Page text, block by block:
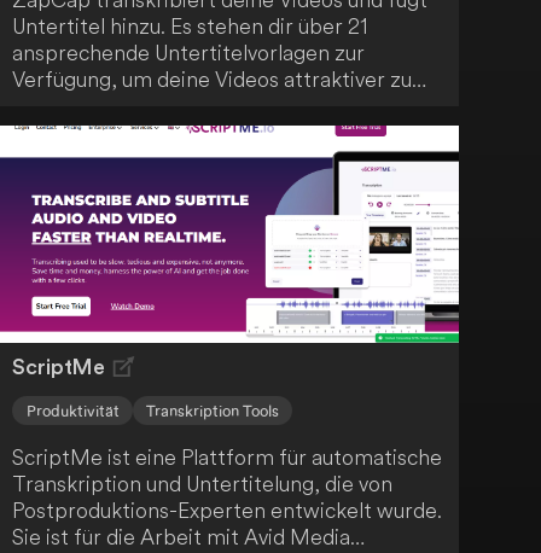
Untertitel hinzu. Es stehen dir über 21
ansprechende Untertitelvorlagen zur
Verfügung, um deine Videos attraktiver zu
Benutzerfreundlichkeit und das Engagement
deiner Zuschauer.
ScriptMe
Produktivität Transkription Tools
ScriptMe ist eine Plattform für automatische
Transkription und Untertitelung, die von
Postproduktions-Experten entwickelt wurde.
Sie ist für die Arbeit mit Avid Media